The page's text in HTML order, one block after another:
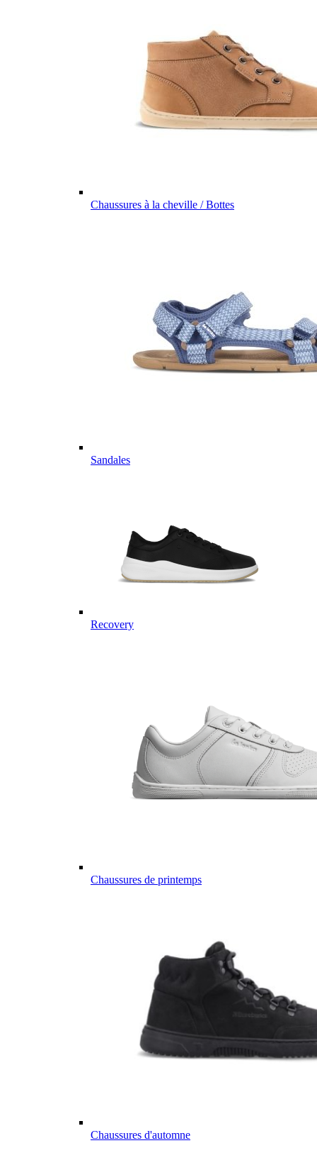
Chaussures à la cheville / Bottes
Sandales
Recovery
Chaussures de printemps
Chaussures d'automne